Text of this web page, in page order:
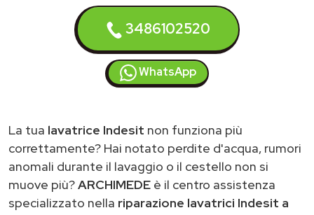
3486102520
WhatsApp
La tua lavatrice Indesit non funziona più
correttamente? Hai notato perdite d'acqua, rumori
anomali durante il lavaggio o il cestello non si
muove più?ARCHIMEDE è il centro assistenza
specializzato nella riparazione lavatrici Indesit a